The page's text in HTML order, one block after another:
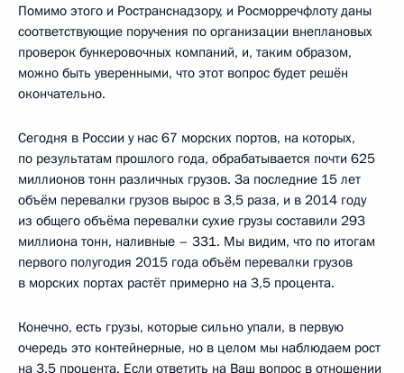
Помимо этого и Ространснадзору, и Росморречфлоту даны
соответствующие поручения по организации внеплановых
проверок бункеровочных компаний, и, таким образом,
можно быть уверенными, что этот вопрос будет решён
окончательно.
Сегодня в России у нас 67 морских портов, на которых,
по результатам прошлого года, обрабатывается почти 625
миллионов тонн различных грузов. За последние 15 лет
объём перевалки грузов вырос в 3,5 раза, и в 2014 году
из общего объёма перевалки сухие грузы составили 293
миллиона тонн, наливные – 331. Мы видим, что по итогам
первого полугодия 2015 года объём перевалки грузов
в морских портах растёт примерно на 3,5 процента.
Конечно, есть грузы, которые сильно упали, в первую
очередь это контейнерные, но в целом мы наблюдаем рост
на 3,5 процента. Если ответить на Ваш вопрос в отношении